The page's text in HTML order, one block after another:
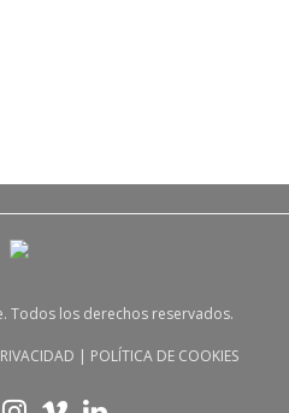
Todos los derechos reservados.
| POLÍTICA DE COOKIES